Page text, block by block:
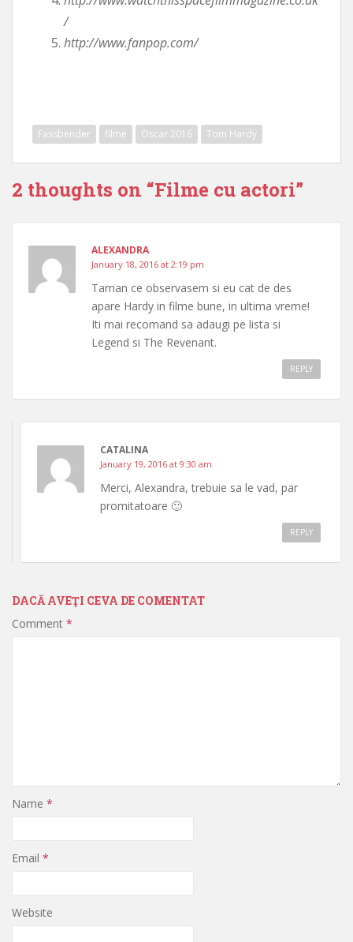
/
http://www.fanpop.com/
Fassbender filme Oscar 2016 Tom Hardy
2 thoughts on “Filme cu actori”
ALEXANDRA
January 18, 2016 at 2:19 pm
Taman ce observasem si eu cat de des
apare Hardy in filme bune, in ultima vreme!
Iti mai recomand sa adaugi pe lista si
Legend si The Revenant.
REPLY
CATALINA
January 19, 2016 at 9:30 am
Merci, Alexandra, trebuie sa le vad, par
promitatoare 🙂
REPLY
DACĂ AVEŢI CEVA DE COMENTAT
Comment *
Name *
Email *
Website